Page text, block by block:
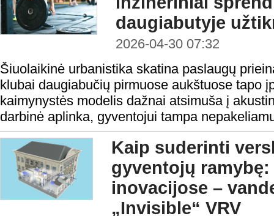
daugiabutyje
2026-04-30 07:32
Šiuolaikinė urbanistika skatina paslaugų
klubai daugiabučių pirmuose aukštuose tapo
kaimynystės modelis dažnai atsimuša į
darbinė aplinka, gyventojui tampa
Kaip suderinti
gyventojų
inovacijose –
„Invisible“ VRV